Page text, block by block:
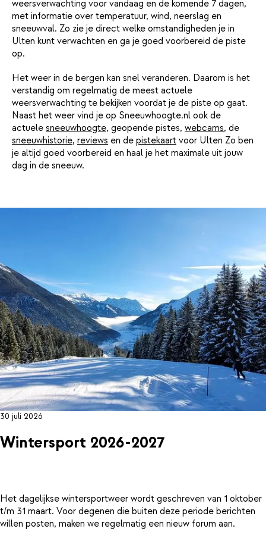
weersverwachting voor vandaag en de komende 7 dagen,
met informatie over temperatuur, wind, neerslag en
sneeuwval. Zo zie je direct welke omstandigheden je in
Ulten kunt verwachten en ga je goed voorbereid de piste
op.
Het weer in de bergen kan snel veranderen. Daarom is het
verstandig om regelmatig de meest actuele
weersverwachting te bekijken voordat je de piste op gaat.
Naast het weer vind je op Sneeuwhoogte.nl ook de
actuele sneeuwhoogte, geopende pistes, webcams, de
sneeuwhistorie, reviews en de pistekaart voor Ulten Zo ben
je altijd goed voorbereid en haal je het maximale uit jouw
dag in de sneeuw.
30 juli 2026
Wintersport 2026-2027
Het dagelijkse wintersportweer wordt geschreven van 1 oktober
t/m 31 maart. Voor degenen die buiten deze periode berichten
willen posten, maken we regelmatig een nieuw forum aan.